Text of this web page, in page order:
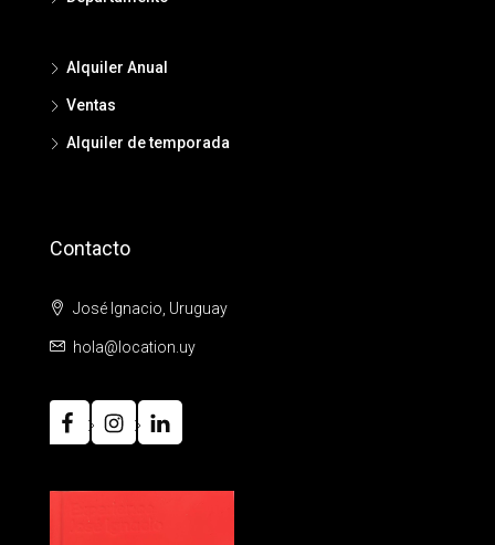
Alquiler Anual
Ventas
Alquiler de temporada
Contacto
José Ignacio, Uruguay
hola@location.uy